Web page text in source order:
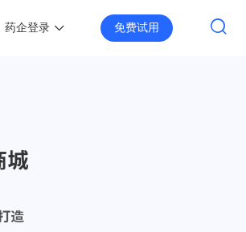
药企登录 免费试用